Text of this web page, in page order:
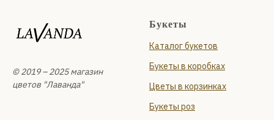
© 2019 – 2025 магазин
цветов "Лаванда"
Букеты
Каталог букетов
Букеты в коробках
Цветы в корзинках
Букеты роз